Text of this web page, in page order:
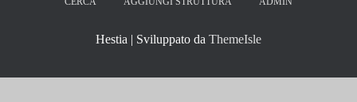
Hestia | Sviluppato da ThemeIsle